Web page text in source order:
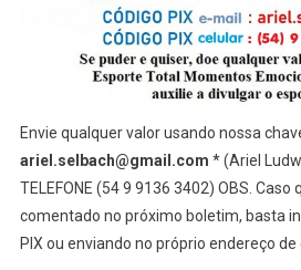
Envie qualquer valor usando nossa
ariel.selbach@gmail.com * (Ariel
TELEFONE (54 9 9136 3402) OBS.
comentado no próximo boletim, basta
PIX ou enviando no próprio endereço